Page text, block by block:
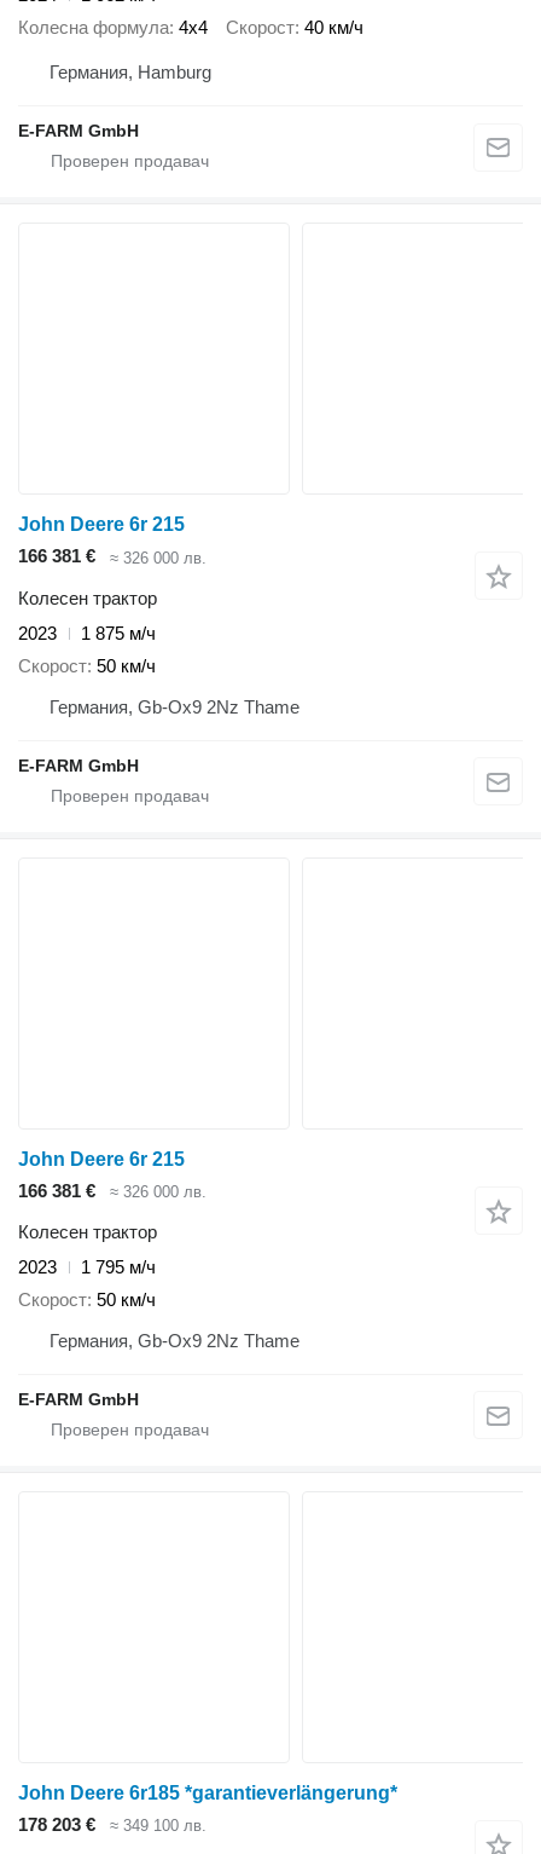
Колесна формула 4x4 Скорост 40 км/ч
Германия, Hamburg
E-FARM GmbH
John Deere 6r 215
166 381 €
≈ 326 000 лв.
Колесен трактор
2023
1 875 м/ч
Скорост 50 км/ч
Германия, Gb-Ox9 2Nz Thame
E-FARM GmbH
John Deere 6r 215
166 381 €
≈ 326 000 лв.
Колесен трактор
2023
1 795 м/ч
Скорост 50 км/ч
Германия, Gb-Ox9 2Nz Thame
E-FARM GmbH
John Deere 6r185 *garantieverlängerung*
178 203 €
≈ 349 100 лв.